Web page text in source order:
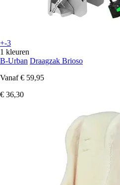
+-3
1 kleuren
B-Urban Draagzak Brioso
Vanaf € 59,95
€ 36,30